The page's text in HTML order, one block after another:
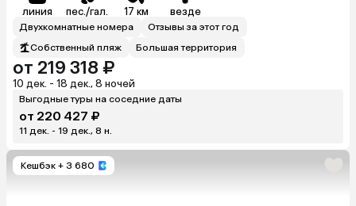
линия пес./гал. 17 км везде
Двухкомнатные номера
Отзывы за этот год
Собственный пляж
Большая территория
от 219 318 ₽
10 дек. - 18 дек., 8 ночей
Выгодные туры на соседние даты
от 220 427 ₽
11 дек. - 19 дек., 8 н.
Кешбэк + 3 680